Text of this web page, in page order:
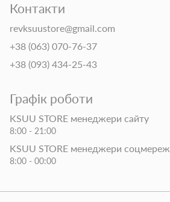
Контакти
revksuustore@gmail.com
+38 (063) 070-76-37
+38 (093) 434-25-43
Графік роботи
KSUU STORE менеджери сайту
8:00 - 21:00
KSUU STORE менеджери соцмереж
8:00 - 00:00